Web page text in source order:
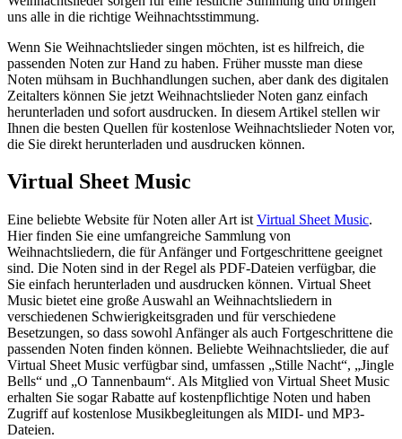
uns alle in die richtige Weihnachtsstimmung.
Wenn Sie Weihnachtslieder singen möchten, ist es hilfreich, die
passenden Noten zur Hand zu haben. Früher musste man diese
Noten mühsam in Buchhandlungen suchen, aber dank des digitalen
Zeitalters können Sie jetzt Weihnachtslieder Noten ganz einfach
herunterladen und sofort ausdrucken. In diesem Artikel stellen wir
Ihnen die besten Quellen für kostenlose Weihnachtslieder Noten vor,
die Sie direkt herunterladen und ausdrucken können.
Virtual Sheet Music
Eine beliebte Website für Noten aller Art ist Virtual Sheet Music.
Hier finden Sie eine umfangreiche Sammlung von
Weihnachtsliedern, die für Anfänger und Fortgeschrittene geeignet
sind. Die Noten sind in der Regel als PDF-Dateien verfügbar, die
Sie einfach herunterladen und ausdrucken können. Virtual Sheet
Music bietet eine große Auswahl an Weihnachtsliedern in
verschiedenen Schwierigkeitsgraden und für verschiedene
Besetzungen, so dass sowohl Anfänger als auch Fortgeschrittene die
passenden Noten finden können. Beliebte Weihnachtslieder, die auf
Virtual Sheet Music verfügbar sind, umfassen „Stille Nacht“, „Jingle
Bells“ und „O Tannenbaum“. Als Mitglied von Virtual Sheet Music
erhalten Sie sogar Rabatte auf kostenpflichtige Noten und haben
Zugriff auf kostenlose Musikbegleitungen als MIDI- und MP3-
Dateien.